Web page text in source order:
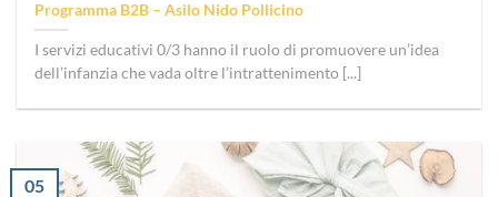
Programma B2B – Asilo Nido Pollicino
I servizi educativi 0/3 hanno il ruolo di promuovere un’idea
dell’infanzia che vada oltre l’intrattenimento [...]
05